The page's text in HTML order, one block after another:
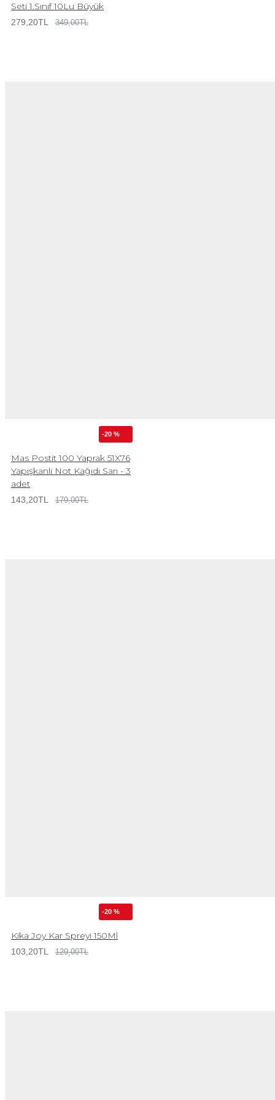
Seti 1.Sınıf 10Lu Büyük
279,20TL 349,00TL
-20 %
Mas Postit 100 Yaprak 51X76
Yapışkanlı Not Kağıdı Sarı - 3
adet
143,20TL 179,00TL
-20 %
Kika Joy Kar Spreyi 150Ml
103,20TL 129,00TL